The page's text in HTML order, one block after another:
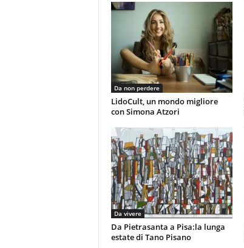
Da non perdere
LidoCult, un mondo migliore
con Simona Atzori
Da vivere
Da Pietrasanta a Pisa:la lunga
estate di Tano Pisano